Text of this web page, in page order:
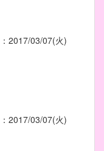
： 2017/03/07(火)
： 2017/03/07(火)